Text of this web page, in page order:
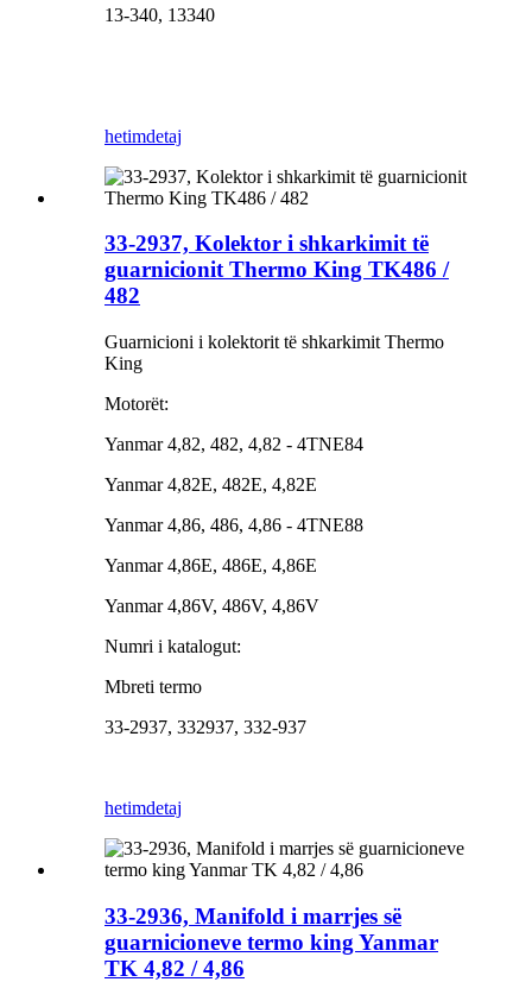
13-340, 13340
hetimdetaj
33-2937, Kolektor i shkarkimit të
guarnicionit Thermo King TK486 /
482
Guarnicioni i kolektorit të shkarkimit Thermo
King
Motorët:
Yanmar 4,82, 482, 4,82 - 4TNE84
Yanmar 4,82E, 482E, 4,82E
Yanmar 4,86, 486, 4,86 ​​- 4TNE88
Yanmar 4,86E, 486E, 4,86E
Yanmar 4,86V, 486V, 4,86V
Numri i katalogut:
Mbreti termo
33-2937, 332937, 332-937
hetimdetaj
33-2936, Manifold i marrjes së
guarnicioneve termo king Yanmar
TK 4,82 / 4,86